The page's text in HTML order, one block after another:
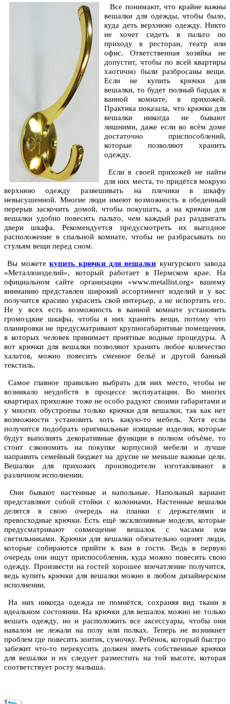
Все понимают, что крайне важны
вешалки для одежды, чтобы было,
куда деть верхнюю одежду. Никто
не хочет сидеть в пальто по
приходу в ресторан, театр или
офис. Ответственная хозяйка не
допустит, чтобы по всей квартиры
хаотично были разбросаны вещи.
Если не купить крючки для
вешалки, то будет полный бардак в
ванной комнате, в прихожей.
Практика показала, что крючки для
вешалки никогда не бывают
лишними, даже если во всём доме
достаточно приспособлений,
которые позволяют хранить
одежду.
Если в своей прихожей не найти
для них места, то придётся мокрую
верхнюю одежду развешивать на плечики в шкафу
невысушенной. Многие люди имеют возможность в обеденный
перерыв заскочить домой, чтобы покушать, а на крючки для
вешалки удобно повесить пальто, чем каждый раз раздвигать
двери шкафа. Рекомендуется предусмотреть их выгодное
расположение в спальной комнате, чтобы не разбрасывать по
стульям вещи перед сном.
Вы можетекупить крючки для вешалки кунгурского завода
«Металлоизделий», который работает в Пермском крае. На
официальном сайте организации «www.metallist.org» вашему
вниманию представлен широкий ассортимент изделий и у вас
получится красиво украсить свой интерьер, а не испортить его.
Не у всех есть возможность в ванной комнате установить
громоздкие шкафы, чтобы в них хранить вещи, потому что
планировки не предусматривают крупногабаритные помещения,
в которых человек принимает приятные водные процедуры. А
вот крючки для вешалки позволяют хранить любое количество
халатов, можно повесить сменное бельё и другой банный
текстиль.
Самое главное правильно выбрать для них место, чтобы не
возникало неудобств в процессе эксплуатации. Во многих
квартирах прихожие тоже не особо радуют своими габаритами и
у многих обустроены только крючки для вешалки, так как нет
возможности установить хоть какую-то мебель. Хотя если
получится подобрать оригинальные изящные изделия, которые
будут выполнять декоративные функции в полном объёме, то
стоит сэкономить на покупке корпусной мебели и лучше
направить семейный бюджет на другие не меньше важные цели.
Вешалки для прихожих производители изготавливают в
различном исполнении.
Они бывают настенные и напольные. Напольный вариант
представляют собой стойки с колоннами. Настенные вешалки
делятся в свою очередь на планки с держателями и
превосходные крючки. Есть ещё эксклюзивные модели, которые
предусматривают совмещение вешалок с часами или
светильниками. Крючки для вешалки обязательно оценят люди,
которые собираются прийти к вам в гости. Ведь в первую
очередь они ищут приспособления, куда можно повесить свою
одежду. Произвести на гостей хорошее впечатление получится,
ведь купить крючки для вешалки можно в любом дизайнерском
исполнении.
На них никогда одежда не помнётся, сохраняя вид ткани в
идеальном состоянии. На крючки для вешалок можно не только
вешать одежду, но и расположить все аксессуары, чтобы они
навалом не лежали на полу или полках. Теперь не возникнет
проблем где повесить зонтик, сумочку. Ребёнок, который быстро
забежит что-то перекусить должен иметь собственные крючки
для вешалки и их следует разместить на той высоте, которая
соответствует росту малыша.